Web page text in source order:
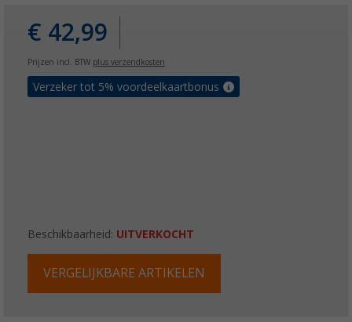
€ 42,99
Prijzen incl. BTW plus verzendkosten
Verzeker tot 5% voordeelkaartbonus
Beschikbaarheid: UITVERKOCHT
VERGELIJKBARE ARTIKELEN